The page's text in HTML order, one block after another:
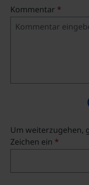
Kommentar *
Um weiterzugehen,
Zeichen ein *